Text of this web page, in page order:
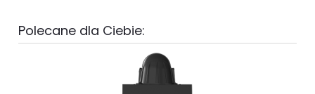
Polecane dla Ciebie: